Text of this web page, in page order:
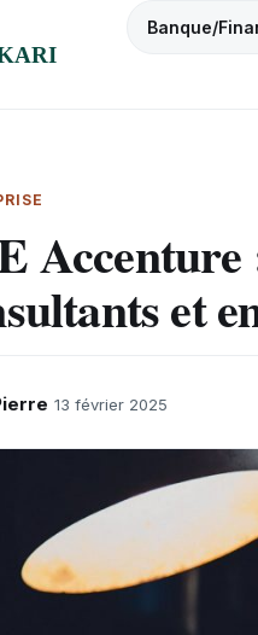
Banque/
et
13 février 2025